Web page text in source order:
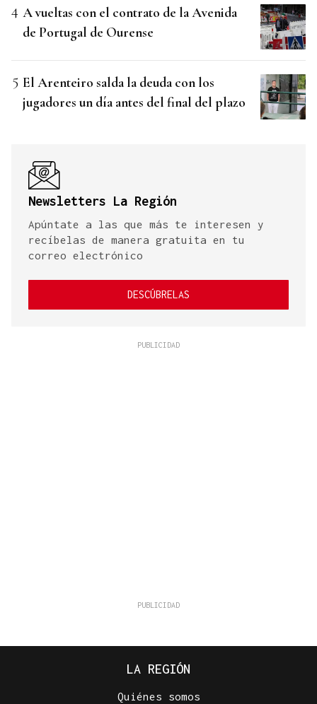
A vueltas con el contrato de la Avenida
de Portugal de Ourense
El Arenteiro salda la deuda con los
jugadores un día antes del final del plazo
Newsletters La Región
Apúntate a las que más te interesen y
recíbelas de manera gratuita en tu
correo electrónico
DESCÚBRELAS
LA REGIÓN
Quiénes somos